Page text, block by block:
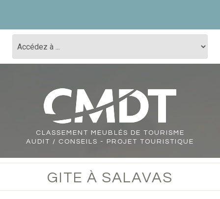
CLASSEMENT
MEUBLÉS DE TOURISME
AUDIT / CONSEILS - PROJET TOURISTIQUE
GITE À SALAVAS